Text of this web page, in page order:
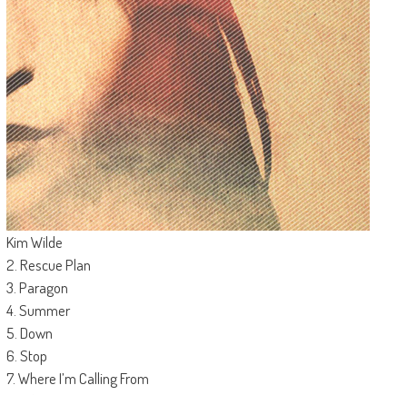
Kim Wilde
2. Rescue Plan
3. Paragon
4. Summer
5. Down
6. Stop
7. Where I’m Calling From